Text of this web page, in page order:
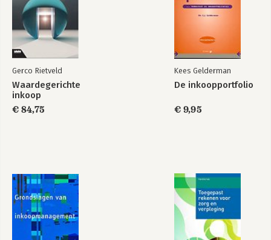
Deel 4 De tactische inkoopvelden
12. De inkooptactiek
13. Categoriemanagement
14. Management van kernleveranciers en ketens
15. Uitbesteding
Deel 5 De operationele inkoopvelden
16. De inkoopoperaties
17. Sourcing
Inkoopframework (uitgebreide versie)
Inkoopwetenschap
Literatuur
Register
Over de auteur
Gerco Rietveld
Waardegerichte
inkoop
€ 84,75
Kees Gelderman
De inkoopportfolio
€ 9,95